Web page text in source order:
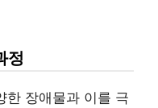
정
한 장애물과 이를 극